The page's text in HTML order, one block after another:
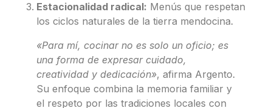
Estacionalidad radical: Menús que respetan
los ciclos naturales de la tierra mendocina.
«Para mí, cocinar no es solo un oficio; es
una forma de expresar cuidado,
creatividad y dedicación», afirma Argento.
Su enfoque combina la memoria familiar y
el respeto por las tradiciones locales con